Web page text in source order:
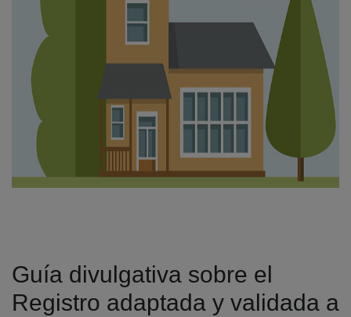
Guía divulgativa sobre el
Registro adaptada y validada a